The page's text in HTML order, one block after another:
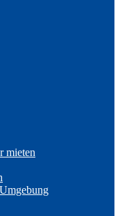
mieten